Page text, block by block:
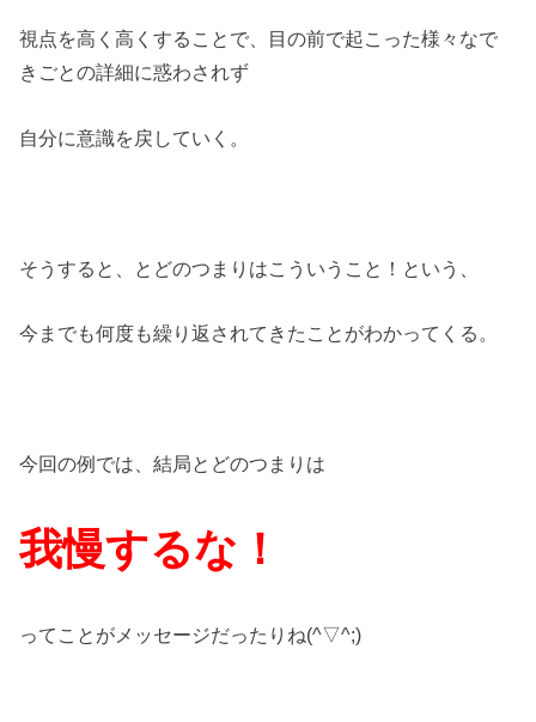
視点を高く高くすることで、目の前で起こった様々なで
きごとの詳細に惑わされず
自分に意識を戻していく。
そうすると、とどのつまりはこういうこと！という、
今までも何度も繰り返されてきたことがわかってくる。
今回の例では、結局とどのつまりは
我慢するな！
ってことがメッセージだったりね(^▽^;)